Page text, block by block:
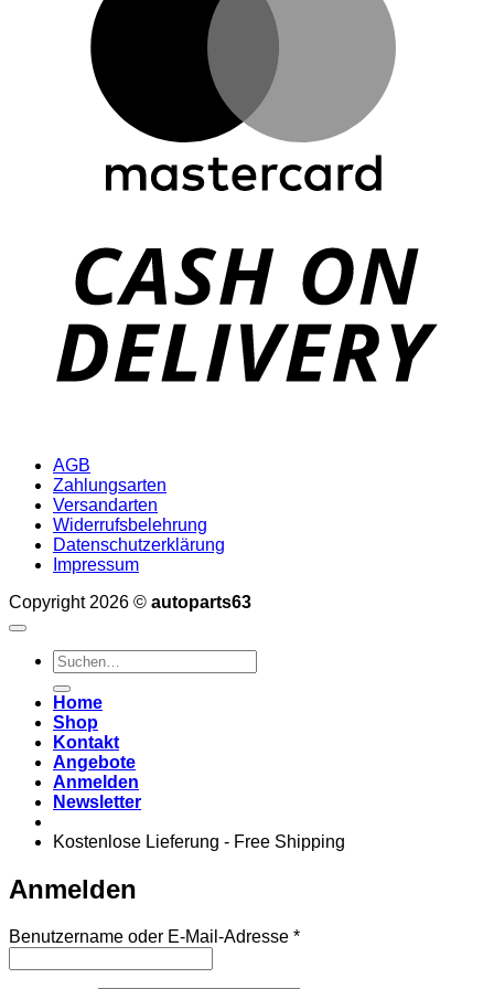
AGB
Zahlungsarten
Versandarten
Widerrufsbelehrung
Datenschutzerklärung
Impressum
Copyright 2026 © autoparts63
Suchen
nach:
Home
Shop
Kontakt
Angebote
Anmelden
Newsletter
Kostenlose Lieferung - Free Shipping
Anmelden
Benutzername oder E-Mail-Adresse *Erforderlich